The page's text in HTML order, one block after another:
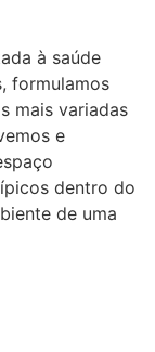
à saúde
formulamos
mais variadas
e
dentro do
de uma